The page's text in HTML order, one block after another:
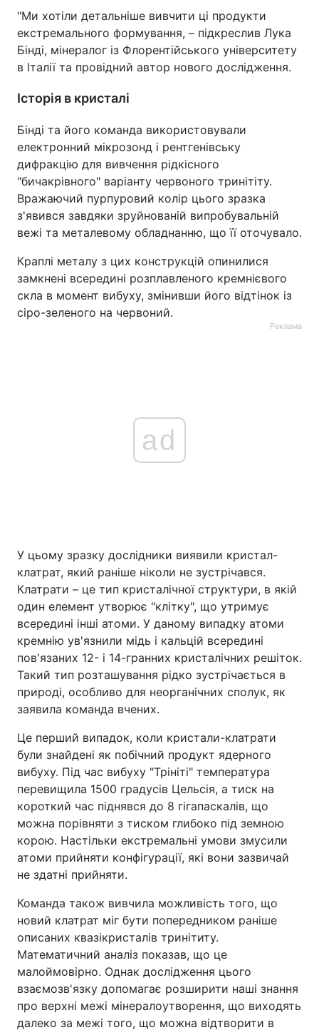
"Ми хотіли детальніше вивчити ці продукти
екстремального формування, – підкреслив Лука
Бінді, мінералог із Флорентійського університету
в Італії та провідний автор нового дослідження.
Історія в кристалі
Бінді та його команда використовували
електронний мікрозонд і рентгенівську
дифракцію для вивчення рідкісного
"бичакрівного" варіанту червоного тринітіту.
Вражаючий пурпуровий колір цього зразка
з'явився завдяки зруйнованій випробувальній
вежі та металевому обладнанню, що її оточувало.
Краплі металу з цих конструкцій опинилися
замкнені всередині розплавленого кремнієвого
скла в момент вибуху, змінивши його відтінок із
сіро-зеленого на червоний.
Реклама
ad
У цьому зразку дослідники виявили кристал-
клатрат, який раніше ніколи не зустрічався.
Клатрати – це тип кристалічної структури, в якій
один елемент утворює "клітку", що утримує
всередині інші атоми. У даному випадку атоми
кремнію ув'язнили мідь і кальцій всередині
пов'язаних 12- і 14-гранних кристалічних решіток.
Такий тип розташування рідко зустрічається в
природі, особливо для неорганічних сполук, як
заявила команда вчених.
Це перший випадок, коли кристали-клатрати
були знайдені як побічний продукт ядерного
вибуху. Під час вибуху "Трініті" температура
перевищила 1500 градусів Цельсія, а тиск на
короткий час піднявся до 8 гігапаскалів, що
можна порівняти з тиском глибоко під земною
корою. Настільки екстремальні умови змусили
атоми прийняти конфігурації, які вони зазвичай
не здатні прийняти.
Команда також вивчила можливість того, що
новий клатрат міг бути попередником раніше
описаних квазікристалів тринітиту.
Математичний аналіз показав, що це
малоймовірно. Однак дослідження цього
взаємозв'язку допомагає розширити наші знання
про верхні межі мінералоутворення, що виходять
далеко за межі того, що можна відтворити в